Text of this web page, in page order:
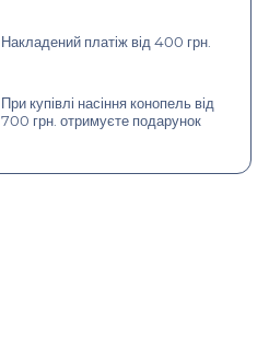
Накладений платіж від 400 грн.
При купівлі насіння конопель від
700 грн. отримуєте подарунок